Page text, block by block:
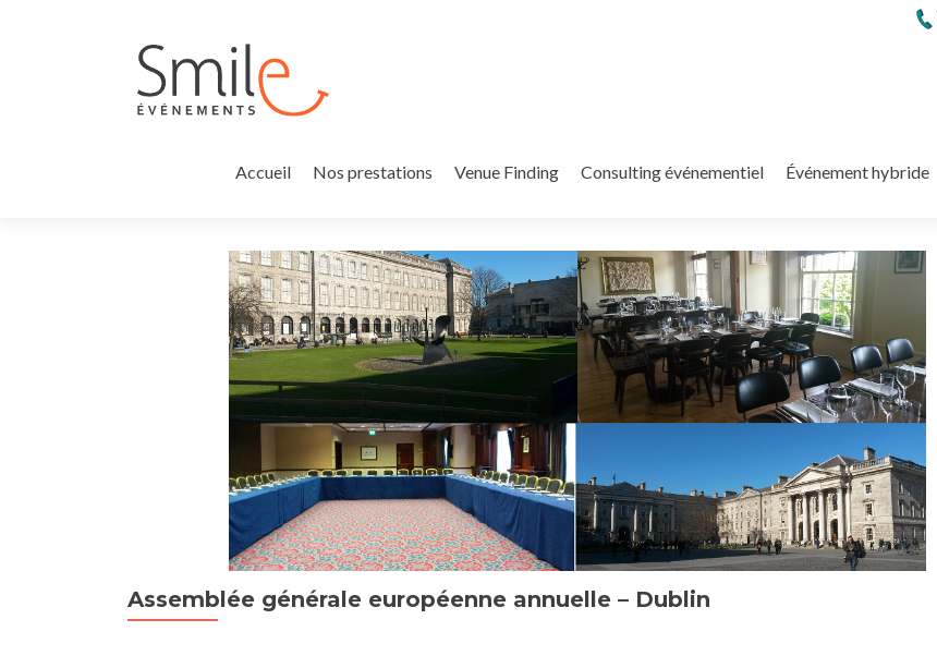
Accueil Nos prestations Venue Finding Consulting événementiel Événement hybride
Assemblée générale européenne annuelle – Dublin